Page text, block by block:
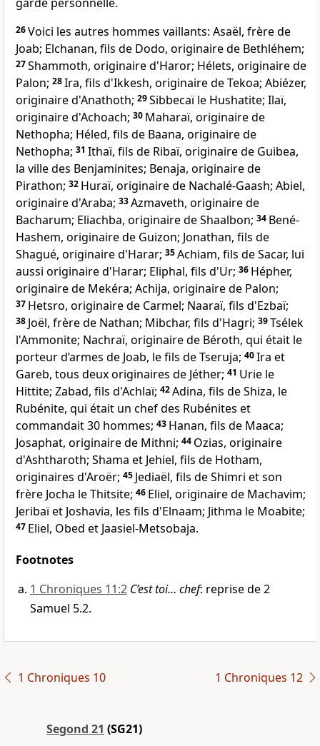
26Voici les autres hommes vaillants: Asaël, frère de
Joab; Elchanan, fils de Dodo, originaire de Bethléhem;
27Shammoth, originaire d'Haror; Hélets, originaire de
Palon; 28Ira, fils d'Ikkesh, originaire de Tekoa; Abiézer,
originaire d'Anathoth; 29Sibbecaï le Hushatite; Ilaï,
originaire d'Achoach; 30 Maharaï, originaire de
Nethopha; Héled, fils de Baana, originaire de
Nethopha; 31 Ithaï, fils de Ribaï, originaire de Guibea,
la ville des Benjaminites; Benaja, originaire de
Pirathon; 32 Huraï, originaire de Nachalé-Gaash; Abiel,
originaire d'Araba; 33Azmaveth, originaire de
Bacharum; Eliachba, originaire de Shaalbon; 34 Bené-
Hashem, originaire de Guizon; Jonathan, fils de
Shagué, originaire d'Harar; 35Achiam, fils de Sacar, lui
aussi originaire d'Harar; Eliphal, fils d'Ur; 36 Hépher,
originaire de Mekéra; Achija, originaire de Palon;
37 Hetsro, originaire de Carmel; Naaraï, fils d'Ezbaï;
38 Joël, frère de Nathan; Mibchar, fils d'Hagri; 39Tsélek
l'Ammonite; Nachraï, originaire de Béroth, qui était le
porteur d’armes de Joab, le fils de Tseruja; 40Ira et
Gareb, tous deux originaires de Jéther; 41 Urie le
Hittite; Zabad, fils d'Achlaï; 42Adina, fils de Shiza, le
Rubénite, qui était un chef des Rubénites et
commandait 30 hommes; 43 Hanan, fils de Maaca;
Josaphat, originaire de Mithni; 44 Ozias, originaire
d'Ashtharoth; Shama et Jehiel, fils de Hotham,
originaires d'Aroër; 45 Jediaël, fils de Shimri et son
frère Jocha le Thitsite; 46 Eliel, originaire de Machavim;
Jeribaï et Joshavia, les fils d'Elnaam; Jithma le Moabite;
47 Eliel, Obed et Jaasiel-Metsobaja.
Footnotes
1 Chroniques 11:2 C’est toi… chef: reprise de 2
Samuel 5.2.
1 Chroniques 10 1 Chroniques 12
Segond 21 (SG21)